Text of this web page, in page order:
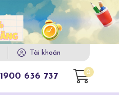
Tài khoản
1900 636 737 0